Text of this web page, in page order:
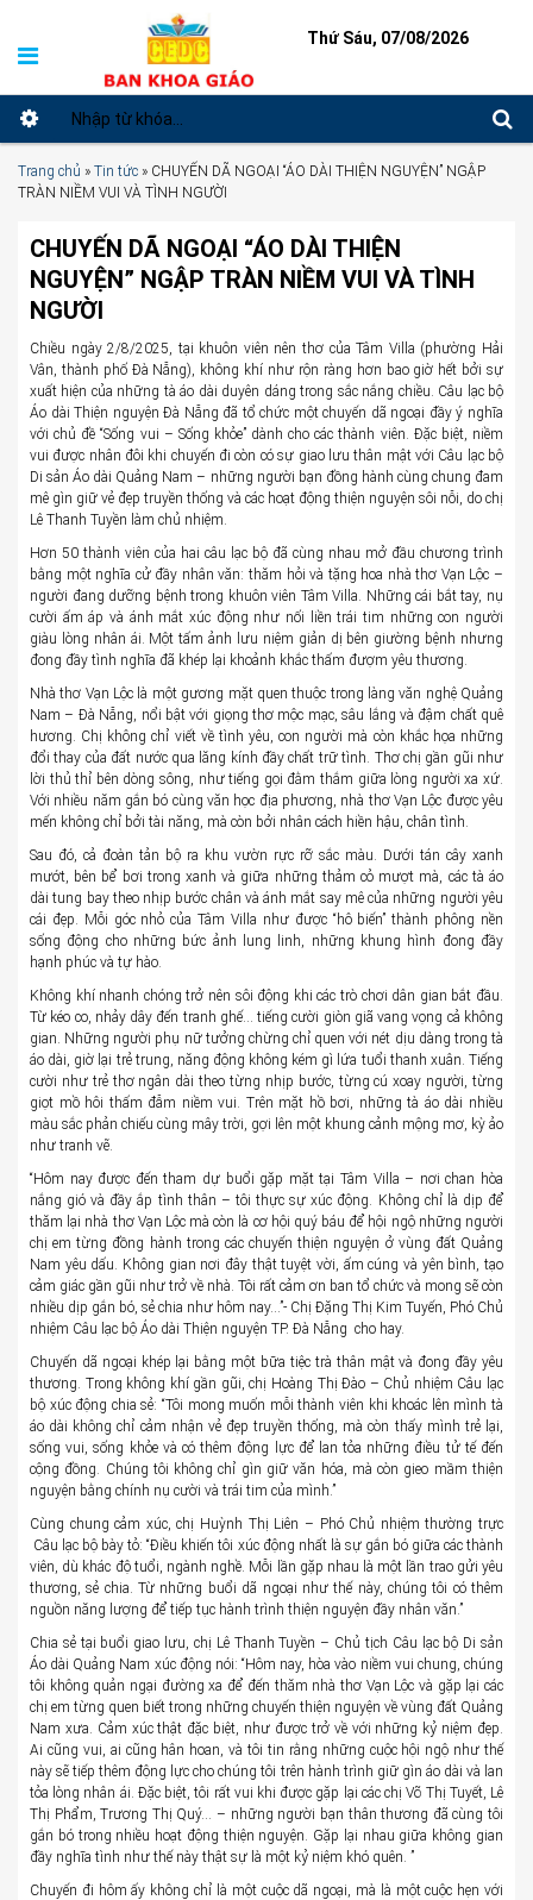
Thứ Sáu, 07/08/2026
Trang chủ » Tin tức » CHUYẾN DÃ NGOẠI “ÁO DÀI THIỆN NGUYỆN” NGẬP
TRÀN NIỀM VUI VÀ TÌNH NGƯỜI
CHUYẾN DÃ NGOẠI “ÁO DÀI THIỆN
NGUYỆN” NGẬP TRÀN NIỀM VUI VÀ TÌNH
NGƯỜI
Chiều ngày 2/8/2025, tại khuôn viên nên thơ của Tâm Villa (phường Hải
Vân, thành phố Đà Nẵng), không khí như rộn ràng hơn bao giờ hết bởi sự
xuất hiện của những tà áo dài duyên dáng trong sắc nắng chiều. Câu lạc bộ
Áo dài Thiện nguyện Đà Nẵng đã tổ chức một chuyến dã ngoại đầy ý nghĩa
với chủ đề “Sống vui – Sống khỏe” dành cho các thành viên. Đặc biệt, niềm
vui được nhân đôi khi chuyến đi còn có sự giao lưu thân mật với Câu lạc bộ
Di sản Áo dài Quảng Nam – những người bạn đồng hành cùng chung đam
mê gìn giữ vẻ đẹp truyền thống và các hoạt động thiện nguyện sôi nỗi, do chị
Lê Thanh Tuyền làm chủ nhiệm.
Hơn 50 thành viên của hai câu lạc bộ đã cùng nhau mở đầu chương trình
bằng một nghĩa cử đầy nhân văn: thăm hỏi và tặng hoa nhà thơ Vạn Lộc –
người đang dưỡng bệnh trong khuôn viên Tâm Villa. Những cái bắt tay, nụ
cười ấm áp và ánh mắt xúc động như nối liền trái tim những con người
giàu lòng nhân ái. Một tấm ảnh lưu niệm giản dị bên giường bệnh nhưng
đong đầy tình nghĩa đã khép lại khoảnh khắc thấm đượm yêu thương.
Nhà thơ Vạn Lộc là một gương mặt quen thuộc trong làng văn nghệ Quảng
Nam – Đà Nẵng, nổi bật với giọng thơ mộc mạc, sâu lắng và đậm chất quê
hương. Chị không chỉ viết về tình yêu, con người mà còn khắc họa những
đổi thay của đất nước qua lăng kính đầy chất trữ tình. Thơ chị gần gũi như
lời thủ thỉ bên dòng sông, như tiếng gọi đằm thắm giữa lòng người xa xứ.
Với nhiều năm gắn bó cùng văn học địa phương, nhà thơ Vạn Lộc được yêu
mến không chỉ bởi tài năng, mà còn bởi nhân cách hiền hậu, chân tình.
Sau đó, cả đoàn tản bộ ra khu vườn rực rỡ sắc màu. Dưới tán cây xanh
mướt, bên bể bơi trong xanh và giữa những thảm cỏ mượt mà, các tà áo
dài tung bay theo nhịp bước chân và ánh mắt say mê của những người yêu
cái đẹp. Mỗi góc nhỏ của Tâm Villa như được “hô biến” thành phông nền
sống động cho những bức ảnh lung linh, những khung hình đong đầy
hạnh phúc và tự hào.
Không khí nhanh chóng trở nên sôi động khi các trò chơi dân gian bắt đầu.
Từ kéo co, nhảy dây đến tranh ghế… tiếng cười giòn giã vang vọng cả không
gian. Những người phụ nữ tưởng chừng chỉ quen với nét dịu dàng trong tà
áo dài, giờ lại trẻ trung, năng động không kém gì lứa tuổi thanh xuân. Tiếng
cười như trẻ thơ ngân dài theo từng nhịp bước, từng cú xoay người, từng
giọt mồ hôi thấm đẫm niềm vui. Trên mặt hồ bơi, những tà áo dài nhiều
màu sắc phản chiếu cùng mây trời, gợi lên một khung cảnh mộng mơ, kỳ ảo
như tranh vẽ.
“Hôm nay được đến tham dự buổi gặp mặt tại Tâm Villa – nơi chan hòa
nắng gió và đầy ắp tình thân – tôi thực sự xúc động. Không chỉ là dịp để
thăm lại nhà thơ Vạn Lộc mà còn là cơ hội quý báu để hội ngộ những người
chị em từng đồng hành trong các chuyến thiện nguyện ở vùng đất Quảng
Nam yêu dấu. Không gian nơi đây thật tuyệt vời, ấm cúng và yên bình, tạo
cảm giác gần gũi như trở về nhà. Tôi rất cảm ơn ban tổ chức và mong sẽ còn
nhiều dịp gắn bó, sẻ chia như hôm nay…”- Chị Đặng Thị Kim Tuyến, Phó Chủ
nhiệm Câu lạc bộ Áo dài Thiện nguyện TP. Đà Nẵng cho hay.
Chuyến dã ngoại khép lại bằng một bữa tiệc trà thân mật và đong đầy yêu
thương. Trong không khí gần gũi, chị Hoàng Thị Đào – Chủ nhiệm Câu lạc
bộ xúc động chia sẻ: “Tôi mong muốn mỗi thành viên khi khoác lên mình tà
áo dài không chỉ cảm nhận vẻ đẹp truyền thống, mà còn thấy mình trẻ lại,
sống vui, sống khỏe và có thêm động lực để lan tỏa những điều tử tế đến
cộng đồng. Chúng tôi không chỉ gìn giữ văn hóa, mà còn gieo mầm thiện
nguyện bằng chính nụ cười và trái tim của mình.”
Cùng chung cảm xúc, chị Huỳnh Thị Liên – Phó Chủ nhiệm thường trực
Câu lạc bộ bày tỏ: “Điều khiến tôi xúc động nhất là sự gắn bó giữa các thành
viên, dù khác độ tuổi, ngành nghề. Mỗi lần gặp nhau là một lần trao gửi yêu
thương, sẻ chia. Từ những buổi dã ngoại như thế này, chúng tôi có thêm
nguồn năng lượng để tiếp tục hành trình thiện nguyện đầy nhân văn.”
Chia sẻ tại buổi giao lưu, chị Lê Thanh Tuyền – Chủ tịch Câu lạc bộ Di sản
Áo dài Quảng Nam xúc động nói: “Hôm nay, hòa vào niềm vui chung, chúng
tôi không quản ngại đường xa để đến thăm nhà thơ Vạn Lộc và gặp lại các
chị em từng quen biết trong những chuyến thiện nguyện về vùng đất Quảng
Nam xưa. Cảm xúc thật đặc biệt, như được trở về với những kỷ niệm đẹp.
Ai cũng vui, ai cũng hân hoan, và tôi tin rằng những cuộc hội ngộ như thế
này sẽ tiếp thêm động lực cho chúng tôi trên hành trình giữ gìn áo dài và lan
tỏa lòng nhân ái. Đặc biệt, tôi rất vui khi được gặp lại các chị Võ Thị Tuyết, Lê
Thị Phẩm, Trương Thị Quý… – những người bạn thân thương đã cùng tôi
gắn bó trong nhiều hoạt động thiện nguyện. Gặp lại nhau giữa không gian
đầy nghĩa tình như thế này thật sự là một kỷ niệm khó quên. ”
Chuyến đi hôm ấy không chỉ là một cuộc dã ngoại, mà là một cuộc hẹn với